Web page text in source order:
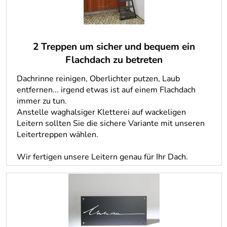
2 Treppen um sicher und bequem ein
Flachdach zu betreten
Dachrinne reinigen, Oberlichter putzen, Laub
entfernen... irgend etwas ist auf einem Flachdach
immer zu tun.
Anstelle waghalsiger Kletterei auf wackeligen
Leitern sollten Sie die sichere Variante mit unseren
Leitertreppen wählen.
Wir fertigen unsere Leitern genau für Ihr Dach.